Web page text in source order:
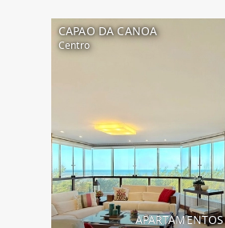
CAPAO DA CANOA
Centro
APARTAMENTOS